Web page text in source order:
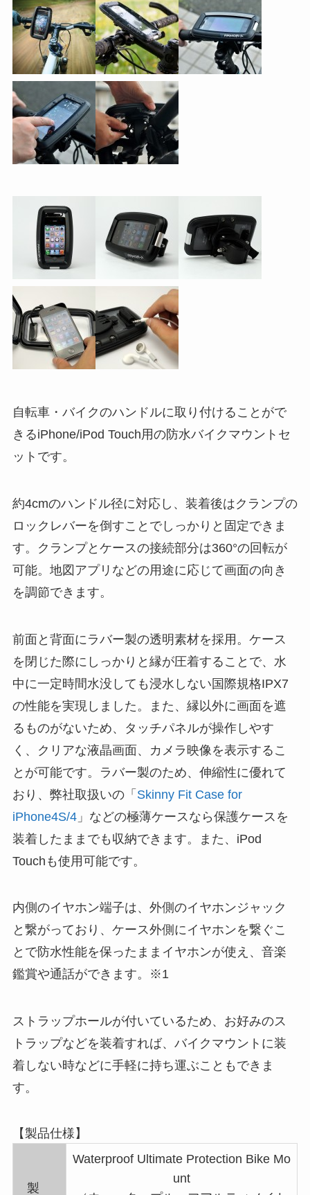
自転車・バイクのハンドルに取り付けることがで
きるiPhone/iPod Touch用の防水バイクマウントセ
ットです。
約4cmのハンドル径に対応し、装着後はクランプの
ロックレバーを倒すことでしっかりと固定できま
す。クランプとケースの接続部分は360°の回転が
可能。地図アプリなどの用途に応じて画面の向き
を調節できます。
前面と背面にラバー製の透明素材を採用。ケース
を閉じた際にしっかりと縁が圧着することで、水
中に一定時間水没しても浸水しない国際規格IPX7
の性能を実現しました。また、縁以外に画面を遮
るものがないため、タッチパネルが操作しやす
く、クリアな液晶画面、カメラ映像を表示するこ
とが可能です。ラバー製のため、伸縮性に優れて
おり、弊社取扱いの「 Skinny Fit Case for
iPhone4S/4」などの極薄ケースなら保護ケースを
装着したままでも収納できます。また、iPod
Touchも使用可能です。
内側のイヤホン端子は、外側のイヤホンジャック
と繋がっており、ケース外側にイヤホンを繋ぐこ
とで防水性能を保ったままイヤホンが使え、音楽
鑑賞や通話ができます。※1
ストラップホールが付いているため、お好みのス
トラップなどを装着すれば、バイクマウントに装
着しない時などに手軽に持ち運ぶこともできま
す。
【製品仕様】
製
Waterproof Ultimate Protection Bike Mo
unt